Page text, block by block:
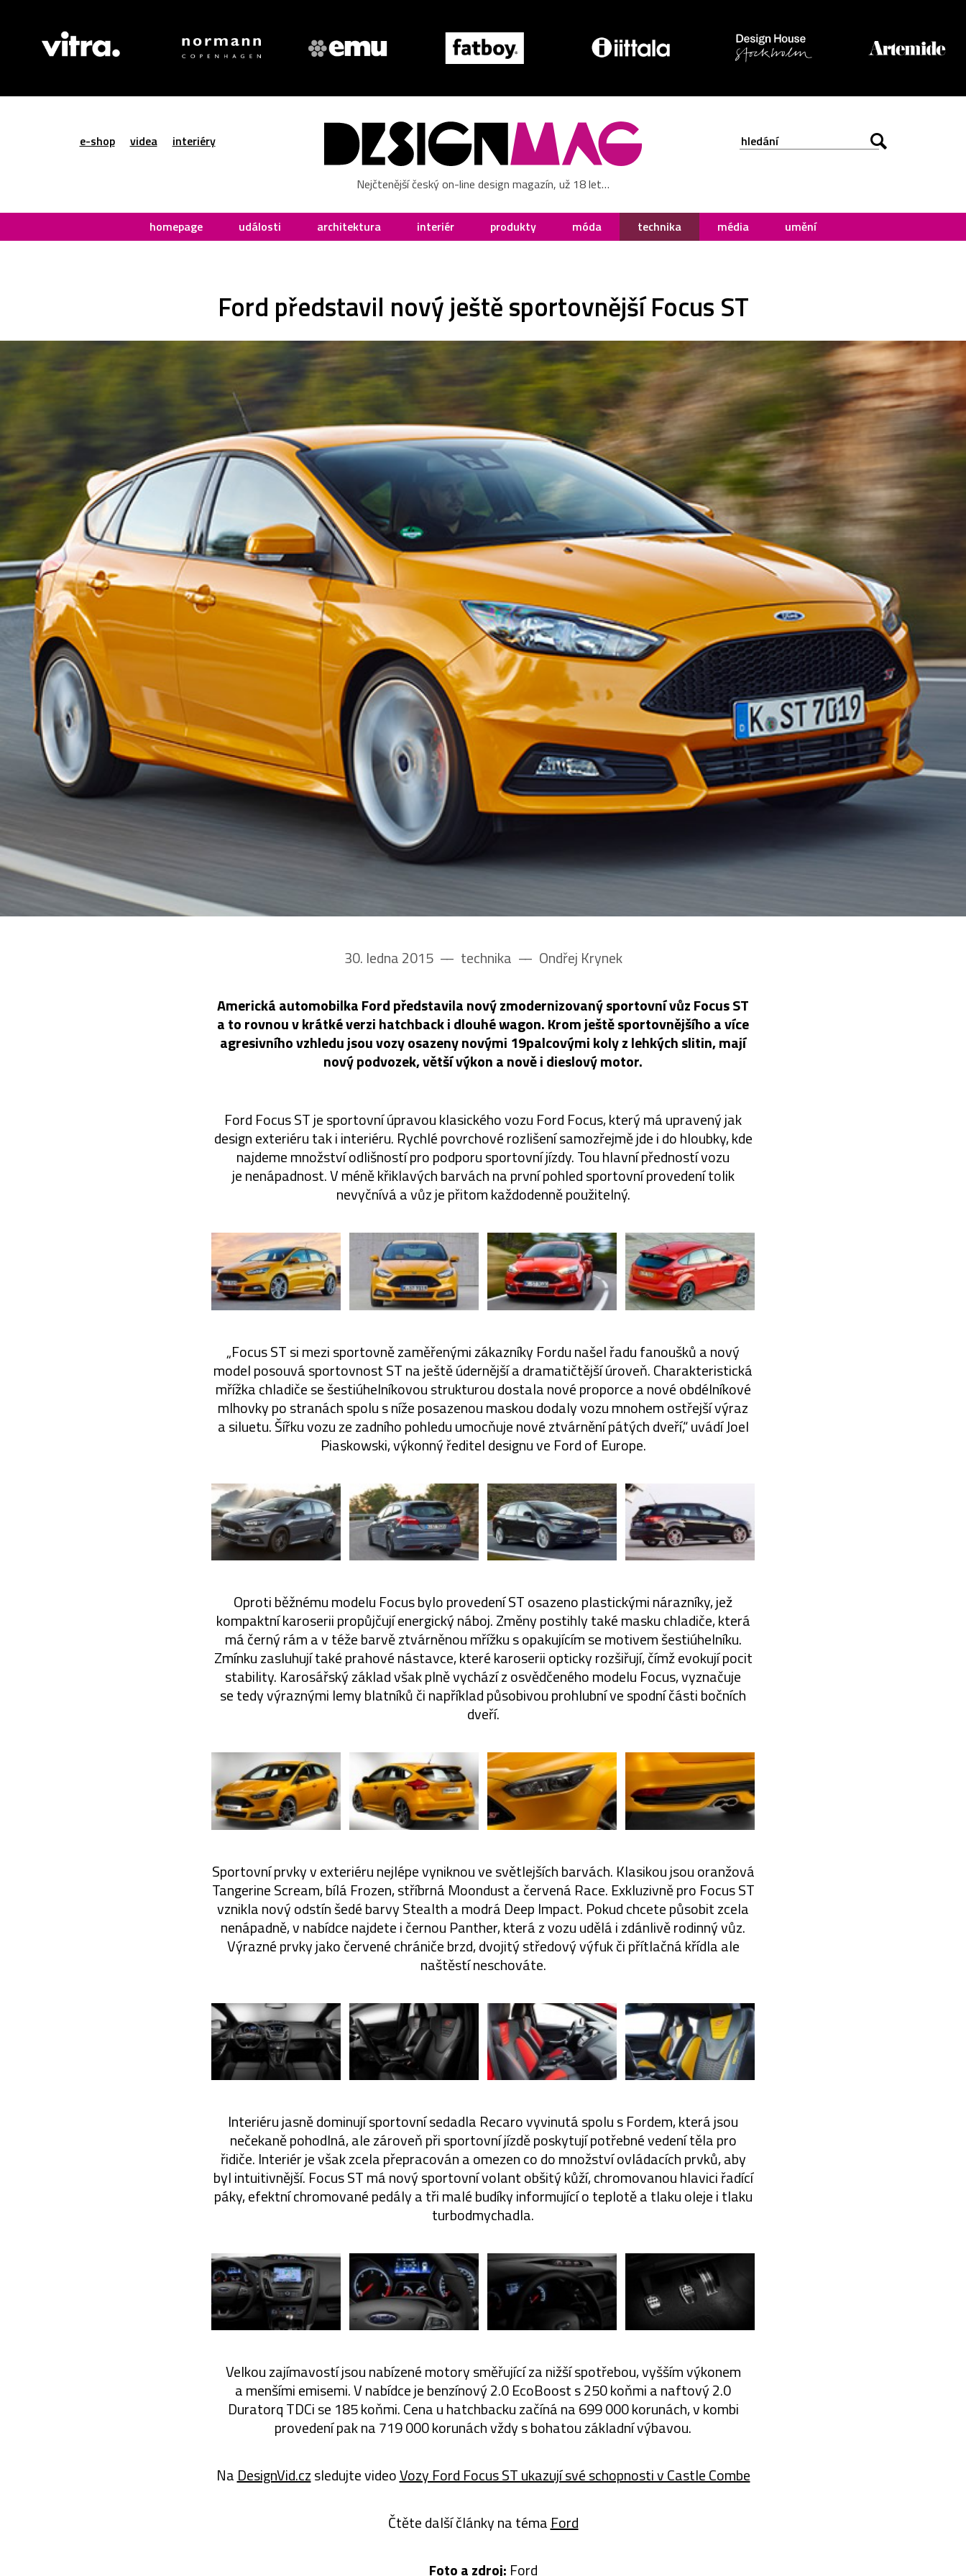
e-shop videa interiéry
Nejčtenější český on-line design magazín, už 18 let…
homepage události architektura interiér produkty móda technika média umění
Ford představil nový ještě sportovnější Focus ST
30. ledna 2015 –– technika –– Ondřej Krynek
Americká automobilka Ford představila nový zmodernizovaný sportovní vůz Focus ST
a to rovnou v krátké verzi hatchback i dlouhé wagon. Krom ještě sportovnějšího a více
agresivního vzhledu jsou vozy osazeny novými 19palcovými koly z lehkých slitin, mají
nový podvozek, větší výkon a nově i dieslový motor.
Ford Focus ST je sportovní úpravou klasického vozu Ford Focus, který má upravený jak
design exteriéru tak i interiéru. Rychlé povrchové rozlišení samozřejmě jde i do hloubky, kde
najdeme množství odlišností pro podporu sportovní jízdy. Tou hlavní předností vozu
je nenápadnost. V méně křiklavých barvách na první pohled sportovní provedení tolik
nevyčnívá a vůz je přitom každodenně použitelný.
„Focus ST si mezi sportovně zaměřenými zákazníky Fordu našel řadu fanoušků a nový
model posouvá sportovnost ST na ještě údernější a dramatičtější úroveň. Charakteristická
mřížka chladiče se šestiúhelníkovou strukturou dostala nové proporce a nové obdélníkové
mlhovky po stranách spolu s níže posazenou maskou dodaly vozu mnohem ostřejší výraz
a siluetu. Šířku vozu ze zadního pohledu umocňuje nové ztvárnění pátých dveří,“ uvádí Joel
Piaskowski, výkonný ředitel designu ve Ford of Europe.
Oproti běžnému modelu Focus bylo provedení ST osazeno plastickými nárazníky, jež
kompaktní karoserii propůjčují energický náboj. Změny postihly také masku chladiče, která
má černý rám a v téže barvě ztvárněnou mřížku s opakujícím se motivem šestiúhelníku.
Zmínku zasluhují také prahové nástavce, které karoserii opticky rozšiřují, čímž evokují pocit
stability. Karosářský základ však plně vychází z osvědčeného modelu Focus, vyznačuje
se tedy výraznými lemy blatníků či například působivou prohlubní ve spodní části bočních
dveří.
Sportovní prvky v exteriéru nejlépe vyniknou ve světlejších barvách. Klasikou jsou oranžová
Tangerine Scream, bílá Frozen, stříbrná Moondust a červená Race. Exkluzivně pro Focus ST
vznikla nový odstín šedé barvy Stealth a modrá Deep Impact. Pokud chcete působit zcela
nenápadně, v nabídce najdete i černou Panther, která z vozu udělá i zdánlivě rodinný vůz.
Výrazné prvky jako červené chrániče brzd, dvojitý středový výfuk či přítlačná křídla ale
naštěstí neschováte.
Interiéru jasně dominují sportovní sedadla Recaro vyvinutá spolu s Fordem, která jsou
nečekaně pohodlná, ale zároveň při sportovní jízdě poskytují potřebné vedení těla pro
řidiče. Interiér je však zcela přepracován a omezen co do množství ovládacích prvků, aby
byl intuitivnější. Focus ST má nový sportovní volant obšitý kůží, chromovanou hlavici řadící
páky, efektní chromované pedály a tři malé budíky informující o teplotě a tlaku oleje i tlaku
turbodmychadla.
Velkou zajímavostí jsou nabízené motory směřující za nižší spotřebou, vyšším výkonem
a menšími emisemi. V nabídce je benzínový 2.0 EcoBoost s 250 koňmi a naftový 2.0
Duratorq TDCi se 185 koňmi. Cena u hatchbacku začíná na 699 000 korunách, v kombi
provedení pak na 719 000 korunách vždy s bohatou základní výbavou.
NaDesignVid.czsledujte videoVozy Ford Focus ST ukazují své schopnosti v Castle Combe
Čtěte další články na témaFord
Foto a zdroj: Ford